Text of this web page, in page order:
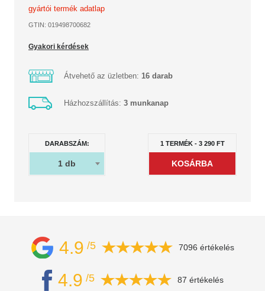
gyártói termék adatlap
GTIN: 019498700682
Gyakori kérdések
Átvehető az üzletben: 16 darab
Házhozszállítás: 3 munkanap
DARABSZÁM:
1 db
1 TERMÉK- 3 290FT
4.9 /5 7096 értékelés
4.9 /5 87 értékelés